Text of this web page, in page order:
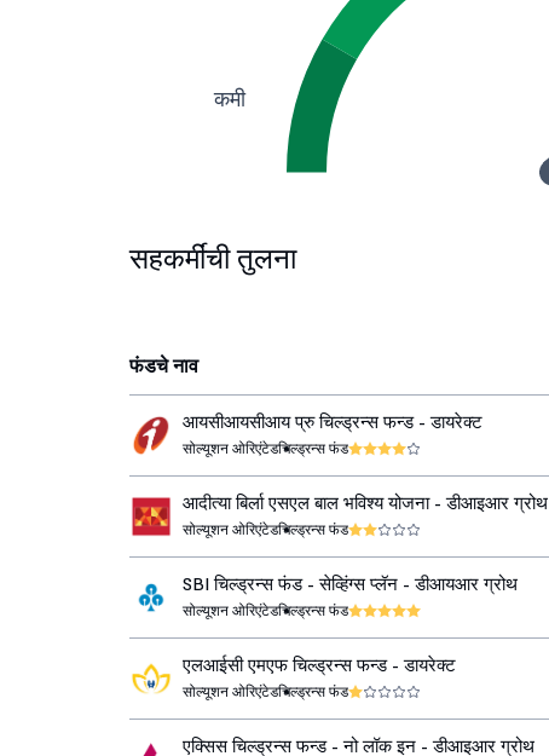
कमी
सहकर्मींची तुलना
फंडचे नाव
आयसीआयसीआय प्रु चिल्ड्रन्स फन्ड - डायरेक्ट
सोल्यूशन ओरिएंटेडचिल्ड्रन्स फंड
आदीत्या बिर्ला एसएल बाल भविश्य योजना - डीआइआर ग्रोथ
सोल्यूशन ओरिएंटेडचिल्ड्रन्स फंड
SBI चिल्ड्रन्स फंड - सेव्हिंग्स प्लॅन - डीआयआर ग्रोथ
सोल्यूशन ओरिएंटेडचिल्ड्रन्स फंड
एलआईसी एमएफ चिल्ड्रन्स फन्ड - डायरेक्ट
सोल्यूशन ओरिएंटेडचिल्ड्रन्स फंड
एक्सिस चिल्ड्रन्स फन्ड - नो लॉक इन - डीआइआर ग्रोथ